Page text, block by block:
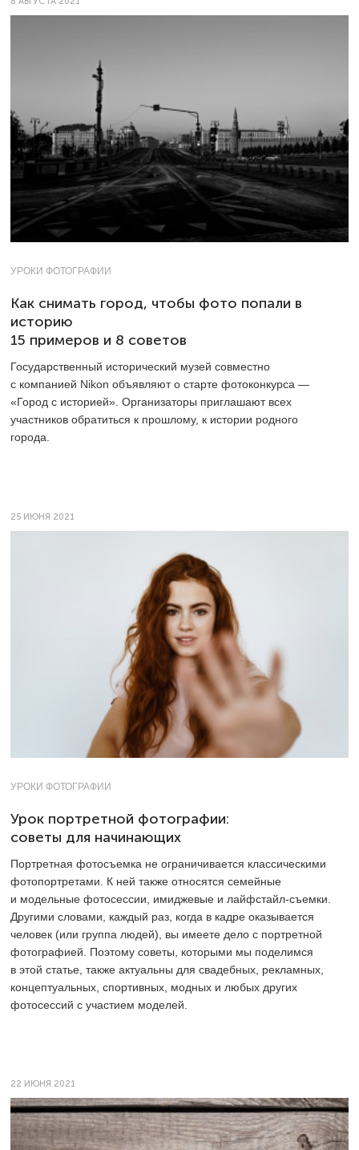
УРОКИ ФОТОГРАФИИ
Как снимать город, чтобы фото попали в
историю
15 примеров и 8 советов
Государственный исторический музей совместно
с компанией Nikon объявляют о старте фотоконкурса —
«Город с историей». Организаторы приглашают всех
участников обратиться к прошлому, к истории родного
города.
25 ИЮНЯ 2021
УРОКИ ФОТОГРАФИИ
Урок портретной фотографии:
советы для начинающих
Портретная фотосъемка не ограничивается классическими
фотопортретами. К ней также относятся семейные
и модельные фотосессии, имиджевые и лайфстайл-съемки.
Другими словами, каждый раз, когда в кадре оказывается
человек (или группа людей), вы имеете дело с портретной
фотографией. Поэтому советы, которыми мы поделимся
в этой статье, также актуальны для свадебных, рекламных,
концептуальных, спортивных, модных и любых других
фотосессий с участием моделей.
22 ИЮНЯ 2021